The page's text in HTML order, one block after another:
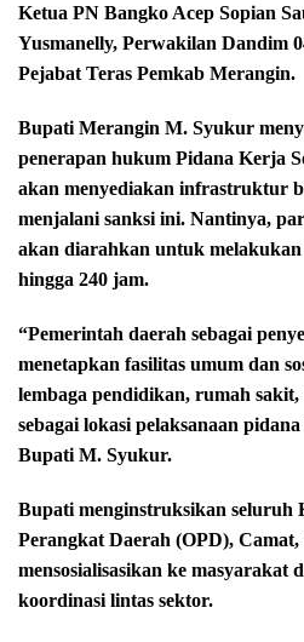
Ketua PN Bangko Acep Sopian
Yusmanelly, Perwakilan Dandim
Pejabat Teras Pemkab Merangin.
Bupati Merangin M. Syukur
penerapan hukum Pidana Kerja
akan menyediakan infrastruktur
menjalani sanksi ini. Nantinya,
akan diarahkan untuk melakukan
hingga 240 jam.
“Pemerintah daerah sebagai
menetapkan fasilitas umum dan
lembaga pendidikan, rumah
sebagai lokasi pelaksanaan
Bupati M. Syukur.
Bupati menginstruksikan seluruh
Perangkat Daerah (OPD),
mensosialisasikan ke masyarakat
koordinasi lintas sektor.